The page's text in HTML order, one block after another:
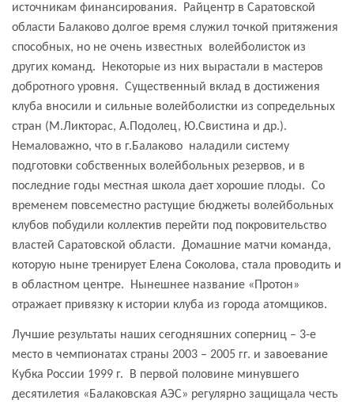
источникам финансирования.
Райцентр в Саратовской
области Балаково долгое время служил точкой притяжения
способных, но не очень известных волейболисток из
других команд.
Некоторые из них вырастали в мастеров
добротного уровня. Существенный вклад в достижения
клуба вносили и сильные волейболистки из сопредельных
стран (М.Ликторас, А.Подолец, Ю.Свистина и др.).
Немаловажно, что в г.Балаково наладили систему
подготовки собственных волейбольных резервов, и в
последние годы местная школа дает хорошие плоды. Со
временем повсеместно растущие бюджеты волейбольных
клубов побудили коллектив перейти под покровительство
властей Саратовской области. Домашние матчи команда,
которую ныне тренирует Елена Соколова, стала проводить и
в областном центре.
Нынешнее название «Протон»
отражает привязку к истории клуба из города атомщиков.
Лучшие результаты наших сегодняшних соперниц – 3-е
место в чемпионатах страны 2003 – 2005 гг. и завоевание
Кубка России 1999 г.
В первой половине минувшего
десятилетия «Балаковская АЭС» регулярно защищала честь